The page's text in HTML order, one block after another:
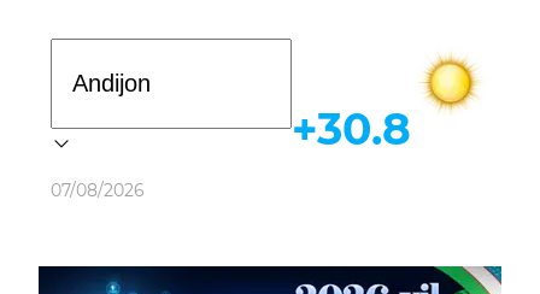
Ob-havo
07/08/2026
+30.8